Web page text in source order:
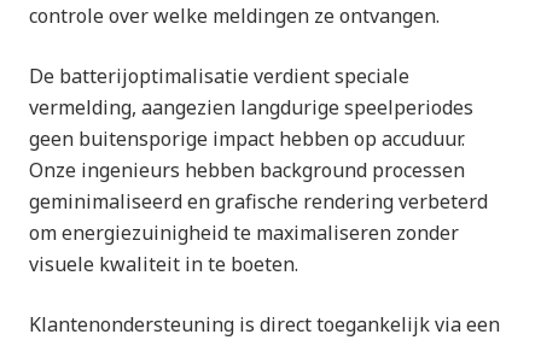
controle over welke meldingen ze ontvangen.
De batterijoptimalisatie verdient speciale
vermelding, aangezien langdurige speelperiodes
geen buitensporige impact hebben op accuduur.
Onze ingenieurs hebben background processen
geminimaliseerd en grafische rendering verbeterd
om energiezuinigheid te maximaliseren zonder
visuele kwaliteit in te boeten.
Klantenondersteuning is direct toegankelijk via een